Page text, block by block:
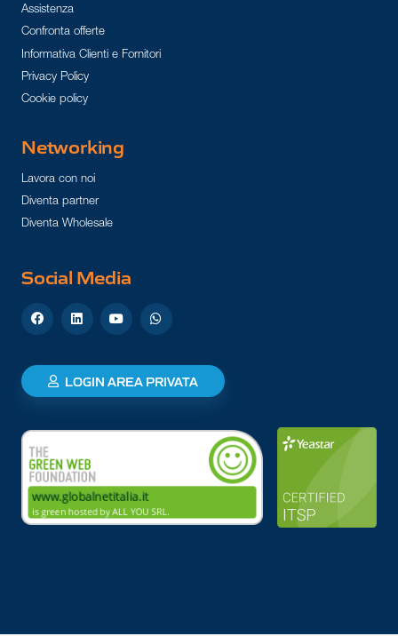
Assistenza
Confronta offerte
Informativa Clienti e Fornitori
Privacy Policy
Cookie policy
Networking
Lavora con noi
Diventa partner
Diventa Wholesale
Social Media
LOGIN AREA PRIVATA